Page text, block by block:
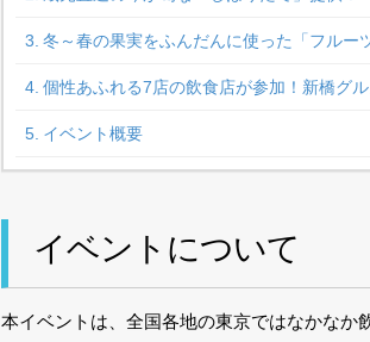
冬～春の果実をふんだんに使った「フルー
個性あふれる7店の飲食店が参加！新橋グ
イベント概要
イベントについて
本イベントは、全国各地の東京ではなかなか